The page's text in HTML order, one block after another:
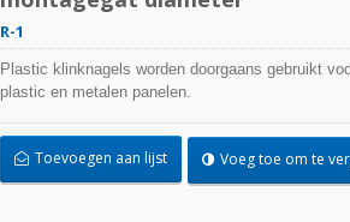
R-1
Plastic klinknagels worden doorgaans gebruikt
plastic en metalen panelen.
Toevoegen aan lijst Voeg toe om te